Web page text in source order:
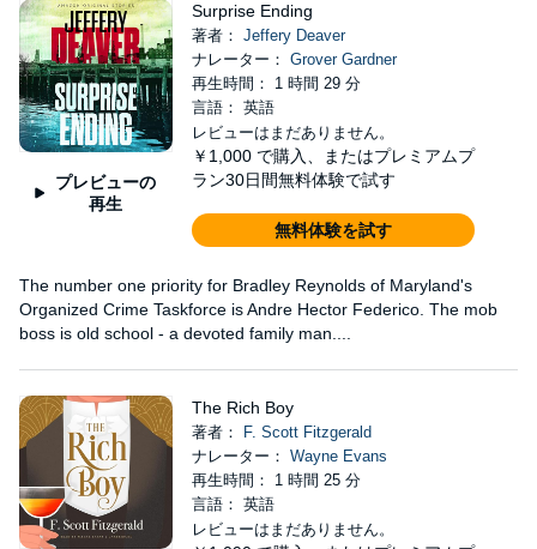
プレビューの
再生
Surprise Ending
著者： Jeffery Deaver
ナレーター： Grover Gardner
再生時間： 1 時間 29 分
言語： 英語
レビューはまだありません。
￥1,000 で購入、またはプレミアムプ
ラン30日間無料体験で試す
無料体験を試す
The number one priority for Bradley Reynolds of Maryland's
Organized Crime Taskforce is Andre Hector Federico. The mob
boss is old school - a devoted family man....
The Rich Boy
著者：
F. Scott Fitzgerald
ナレーター： Wayne Evans
再生時間： 1 時間 25 分
言語： 英語
レビューはまだありません。